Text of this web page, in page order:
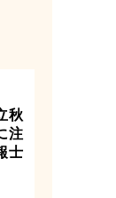
秋
注
士